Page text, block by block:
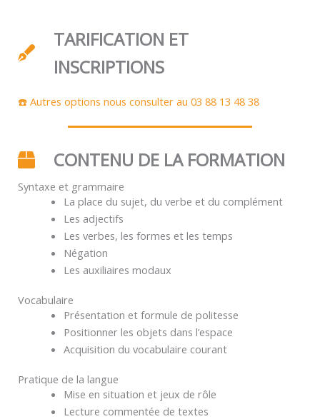
TARIFICATION ET
INSCRIPTIONS
☎️ Autres options nous consulter au 03 88 13 48 38
CONTENU DE LA FORMATION
Syntaxe et grammaire
La place du sujet, du verbe et du complément
Les adjectifs
Les verbes, les formes et les temps
Négation
Les auxiliaires modaux
Vocabulaire
Présentation et formule de politesse
Positionner les objets dans l’espace
Acquisition du vocabulaire courant
Pratique de la langue
Mise en situation et jeux de rôle
Lecture commentée de textes